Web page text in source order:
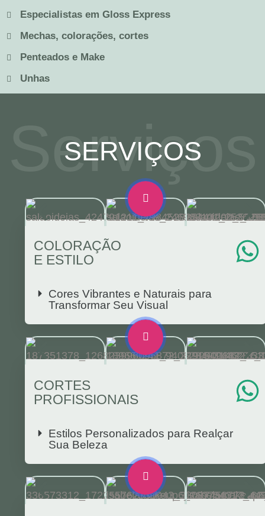
Especialistas em Gloss Express
Mechas, colorações, cortes
Penteados e Make
Unhas
Serviços
SERVIÇOS
COLORAÇÃO
E ESTILO
Cores Vibrantes e Naturais para
Transformar Seu Visual
CORTES
PROFISSIONAIS
Estilos Personalizados para Realçar
Sua Beleza